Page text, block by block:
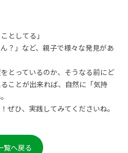
としてる」
？」など、親子で様々な発見があ
とっているのか、そうなる前にど
ことが出来れば、自然に「気持
ぜひ、実践してみてくださいね。
覧へ戻る